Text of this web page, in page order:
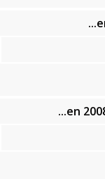
...en